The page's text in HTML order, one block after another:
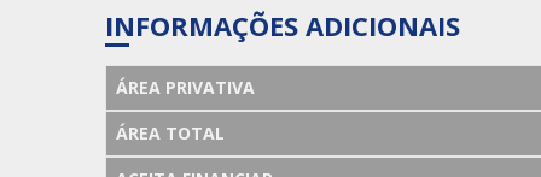
INFORMAÇÕES ADICIONAIS
ÁREA PRIVATIVA
ÁREA TOTAL